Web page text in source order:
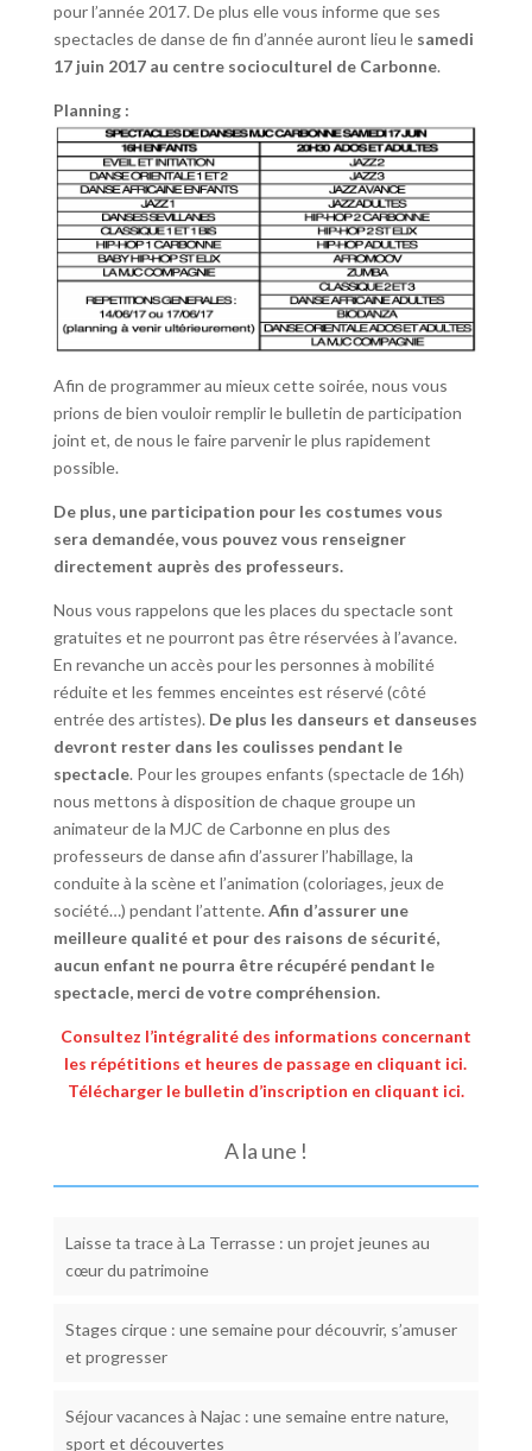
pour l’année 2017. De plus elle vous informe que ses
spectacles de danse de fin d’année auront lieu le samedi
17 juin 2017 au centre socioculturel de Carbonne.
Planning :
Afin de programmer au mieux cette soirée, nous vous
prions de bien vouloir remplir le bulletin de participation
joint et, de nous le faire parvenir le plus rapidement
possible.
De plus, une participation pour les costumes vous
sera demandée, vous pouvez vous renseigner
directement auprès des professeurs.
Nous vous rappelons que les places du spectacle sont
gratuites et ne pourront pas être réservées à l’avance.
En revanche un accès pour les personnes à mobilité
réduite et les femmes enceintes est réservé (côté
entrée des artistes). De plus les danseurs et danseuses
devront rester dans les coulisses pendant le
spectacle. Pour les groupes enfants (spectacle de 16h)
nous mettons à disposition de chaque groupe un
animateur de la MJC de Carbonne en plus des
professeurs de danse afin d’assurer l’habillage, la
conduite à la scène et l’animation (coloriages, jeux de
société…) pendant l’attente. Afin d’assurer une
meilleure qualité et pour des raisons de sécurité,
aucun enfant ne pourra être récupéré pendant le
spectacle, merci de votre compréhension.
Consultez l’intégralité des informations concernant
les répétitions et heures de passage en cliquant ici.
Télécharger le bulletin d’inscription en cliquant ici.
A la une !
Laisse ta trace à La Terrasse : un projet jeunes au
cœur du patrimoine
Stages cirque : une semaine pour découvrir, s’amuser
et progresser
Séjour vacances à Najac : une semaine entre nature,
sport et découvertes